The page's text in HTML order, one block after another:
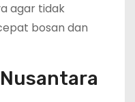
agar tidak
bosan dan